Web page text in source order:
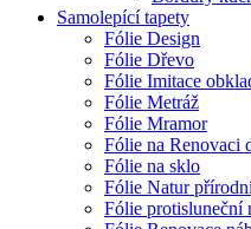
Samolepící tapety
Fólie Design
Fólie Dřevo
Fólie Imitace
Fólie Metráž
Fólie Mramor
Fólie na Renovaci
Fólie na sklo
Fólie Natur
Fólie protisluneční